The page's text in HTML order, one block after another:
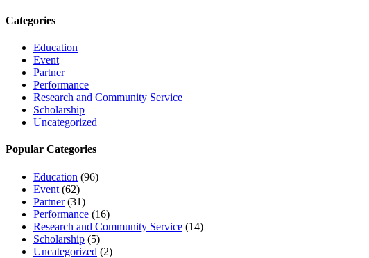
Categories
Education
Event
Partner
Performance
Research and Community Service
Scholarship
Uncategorized
Popular Categories
Education (96)
Event (62)
Partner(31)
Performance (16)
Research and Community Service (14)
Scholarship (5)
Uncategorized (2)